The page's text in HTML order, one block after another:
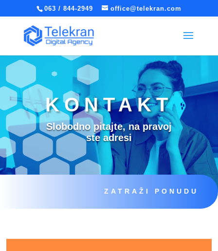
063 / 844-2949 office@telekran.com
KONTAKT
Slobodno pitajte, na pravoj
ste adresi
ZATRAŽI PONUDU